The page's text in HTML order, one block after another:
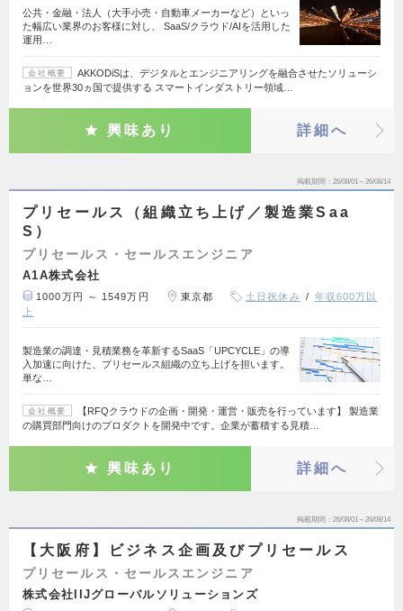
公共・金融・法人（大手小売・自動車メーカーなど）といっ
た幅広い業界のお客様に対し、 SaaS/クラウド/AIを活用した
運用…
会社概要
AKKODiSは、デジタルとエンジニアリングを融合させたソリューシ
ョンを世界30ヵ国で提供する スマートインダストリー領域…
興味あり 詳細へ
掲載期間 26/08/01～26/08/14
プリセールス（組織立ち上げ／製造業Saa
S）
プリセールス・セールスエンジニア
A1A株式会社
1000万円 ～ 1549万円 東京都 土日祝休み
年収600万以
上
製造業の調達・見積業務を革新するSaaS「UPCYCLE」の導
入加速に向けた、プリセールス組織の立ち上げを担います。
単な…
会社概要
【RFQクラウドの企画・開発・運営・販売を行っています】 製造業
の購買部門向けのプロダクトを開発中です。企業が蓄積する見積…
興味あり 詳細へ
掲載期間 26/08/01～26/08/14
【大阪府】ビジネス企画及びプリセールス
プリセールス・セールスエンジニア
株式会社IIJグローバルソリューションズ